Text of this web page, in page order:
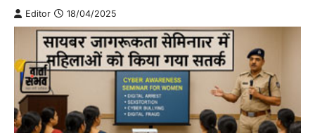
Editor 18/04/2025